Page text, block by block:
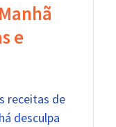
​​e
receitas de
desculpa